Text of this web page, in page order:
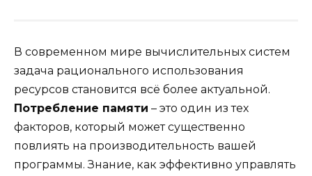
В современном мире вычислительных систем
задача рационального использования
ресурсов становится всё более актуальной.
Потребление памяти – это один из тех
факторов, который может существенно
повлиять на производительность вашей
программы. Знание, как эффективно управлять